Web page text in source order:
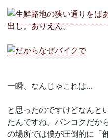
一瞬、なんじゃこれは…
と思ったのですけどなんと
たんですね。バンコクだか
の場所では僕が圧倒的に「